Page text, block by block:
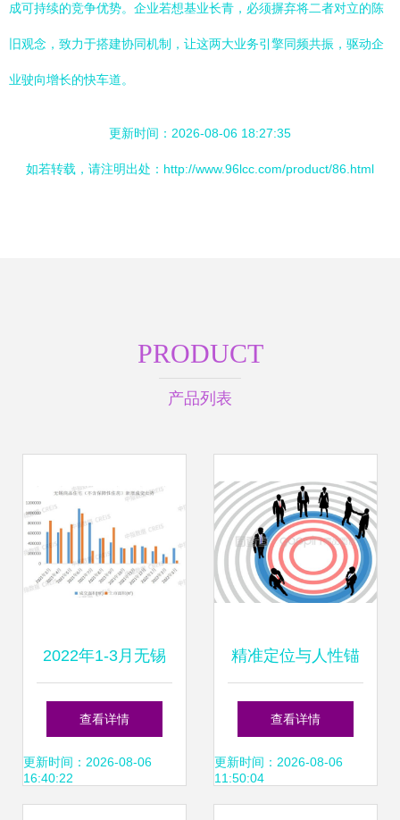
成可持续的竞争优势。企业若想基业长青，必须摒弃将二者对立的陈
旧观念，致力于搭建协同机制，让这两大业务引擎同频共振，驱动企
业驶向增长的快车道。
更新时间：2026-08-06 18:27:35
如若转载，请注明出处：http://www.96lcc.com/product/86.html
PRODUCT
产品列表
2022年1-3月无锡
房地产企业销售业
绩TOP10分析
查看详情
更新时间：2026-08-06
16:40:22
精准定位与人性锚
点 商界赢家的风险
博弈法则
查看详情
更新时间：2026-08-06
11:50:04